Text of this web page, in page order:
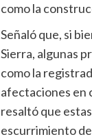
como la
Señaló que, si
Sierra, algunas
como la
afectaciones en
resaltó que
escurrimiento